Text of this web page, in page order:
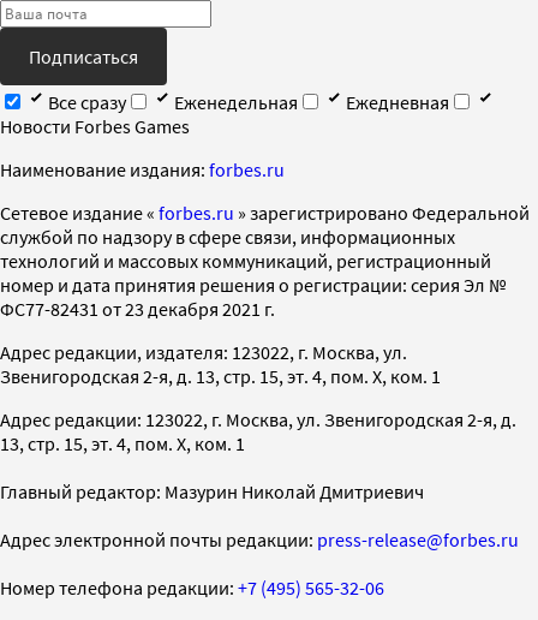
Подписаться
Все сразу
Еженедельная
Ежедневная
Новости Forbes Games
Наименование издания: forbes.ru
Cетевое издание « forbes.ru » зарегистрировано Федеральной
службой по надзору в сфере связи, информационных
технологий и массовых коммуникаций, регистрационный
номер и дата принятия решения о регистрации: серия Эл №
ФС77-82431 от 23 декабря 2021 г.
Адрес редакции, издателя: 123022, г. Москва, ул.
Звенигородская 2-я, д. 13, стр. 15, эт. 4, пом. X, ком. 1
Адрес редакции: 123022, г. Москва, ул. Звенигородская 2-я, д.
13, стр. 15, эт. 4, пом. X, ком. 1
Главный редактор: Мазурин Николай Дмитриевич
Адрес электронной почты редакции: press-release@forbes.ru
Номер телефона редакции: +7 (495) 565-32-06